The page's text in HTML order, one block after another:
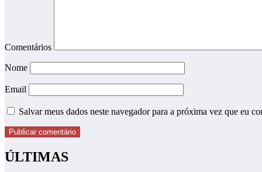
Comentários
Nome
Email
Salvar meus dados neste navegador para a próxima vez que eu
ÚLTIMAS